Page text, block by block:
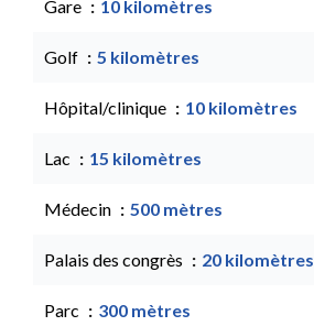
Gare 10 kilomètres
Golf 5 kilomètres
Hôpital/clinique 10 kilomètres
Lac 15 kilomètres
Médecin 500 mètres
Palais des congrès 20 kilomètres
Parc 300 mètres